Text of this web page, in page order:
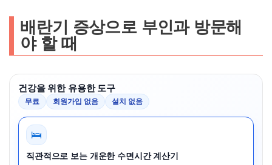
배란기 증상으로 부인과방문해
야 할 때
건강을 위한 유용한 도구
무료 회원가입 없음 설치 없음
🛌
직관적으로 보는 개운한 수면시간 계산기